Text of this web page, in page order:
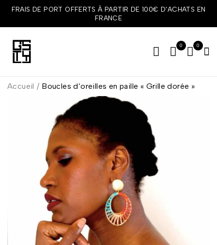
FRAIS DE PORT OFFERTS À PARTIR DE 100€ D'ACHATS EN
FRANCE
0 0
Accueil / Boucles d’oreilles en paille « Grille dorée »